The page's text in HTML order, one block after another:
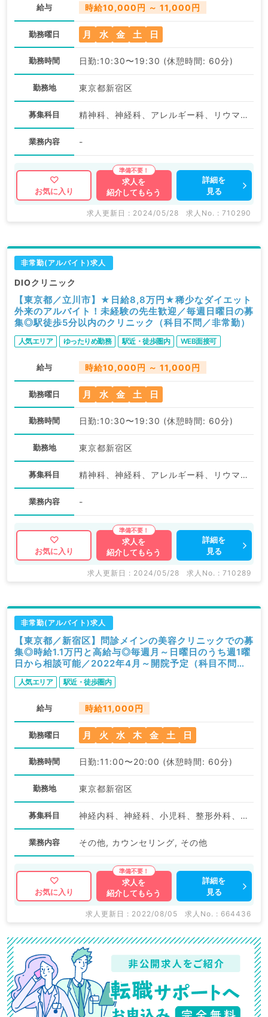
給与 時給10,000円 ～ 11,000円
勤務曜日 月 水 金 土 日
勤務時間 日勤:10:30〜19:30 (休憩時間: 60分)
勤務地 東京都新宿区
募集科目 精神科、神経科、アレルギー科、リウマチ科、小児科、皮膚科、産婦人科、産科、婦人科、眼科、耳鼻咽喉科、気管食道科、放射線科、リハビリテーション科、麻酔科、ペインクリニック、人工透析科、緩和ケア科、一般内科、外科系全般、一般外科、総合診療科、美容皮膚科、健診・人間ドック、救急科・ＩＣＵ、病理科、基礎医学系、その他、産業医、科目不問
業務内容 -
お気に入り
求人を
紹介してもらう
詳細を
見る
求人更新日 : 2024/05/28 求人No. : 710290
非常勤(アルバイト)求人
DIOクリニック
【東京都／立川市】★日給8,8万円★稀少なダイエット
外来のアルバイト！未経験の先生歓迎／毎週日曜日の募
集◎駅徒歩5分以内のクリニック（科目不問／非常勤）
人気エリア ゆったりめ勤務 駅近・徒歩圏内 WEB面接可
給与 時給10,000円 ～ 11,000円
勤務曜日 月 水 金 土 日
勤務時間 日勤:10:30〜19:30 (休憩時間: 60分)
勤務地 東京都新宿区
募集科目 精神科、神経科、アレルギー科、リウマチ科、小児科、皮膚科、産婦人科、産科、婦人科、眼科、耳鼻咽喉科、気管食道科、放射線科、リハビリテーション科、麻酔科、ペインクリニック、人工透析科、緩和ケア科、一般内科、外科系全般、一般外科、総合診療科、美容皮膚科、健診・人間ドック、救急科・ＩＣＵ、病理科、基礎医学系、その他、産業医、科目不問
業務内容 -
お気に入り
求人を
紹介してもらう
詳細を
見る
求人更新日 : 2024/05/28 求人No. : 710289
非常勤(アルバイト)求人
【東京都／新宿区】問診メインの美容クリニックでの募
集◎時給1.1万円と高給与◎毎週月～日曜日のうち週1曜
日から相談可能／2022年4月～開院予定（科目不問／
非常勤）
人気エリア 駅近・徒歩圏内
給与 時給11,000円
勤務曜日 月 火 水 木 金 土 日
勤務時間 日勤:11:00〜20:00 (休憩時間: 60分)
勤務地 東京都新宿区
募集科目 神経内科、神経科、小児科、整形外科、形成外科、美容外科、脳神経外科、呼吸器外科、心臓血管外科、小児外科、皮膚科、泌尿器科、産婦人科、産科、婦人科、眼科、耳鼻咽喉科、気管食道科、放射線科、リハビリテーション科、麻酔科、ペインクリニック、人工透析科、緩和ケア科、一般内科、呼吸器内科、消化器内科、内分泌・代謝内科、腎臓内科、老年内科、外科系全般、一般外科、消化器外科、乳腺外科、総合診療科、美容皮膚科、健診・人間ドック、救急科・ＩＣＵ、病理科、膠原病科、スポーツ整形外科、大腸・肛門外科、脊髄・脊椎外科
業務内容 その他, カウンセリング, その他
お気に入り
求人を
紹介してもらう
詳細を
見る
求人更新日 : 2022/08/05 求人No. : 664436